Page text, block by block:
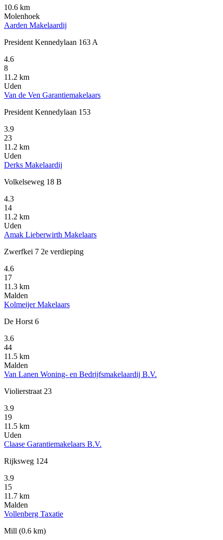
10.6 km
Molenhoek
Aarden Makelaardij
President Kennedylaan 163 A
4.6
8
11.2 km
Uden
Van de Ven Garantiemakelaars
President Kennedylaan 153
3.9
23
11.2 km
Uden
Derks Makelaardij
Volkelseweg 18 B
4.3
14
11.2 km
Uden
Amak Lieberwirth Makelaars
Zwerfkei 7 2e verdieping
4.6
17
11.3 km
Malden
Kolmeijer Makelaars
De Horst 6
3.6
44
11.5 km
Malden
Van Lanen Woning- en Bedrijfsmakelaardij B.V.
Violierstraat 23
3.9
19
11.5 km
Uden
Claase Garantiemakelaars B.V.
Rijksweg 124
3.9
15
11.7 km
Malden
Vollenberg Taxatie
Mill (0.6 km)